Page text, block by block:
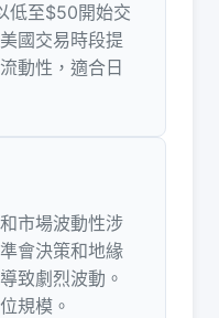
低至$50開始交
國交易時段提
動性，適合日
市場波動性涉
會決策和地緣
致劇烈波動。
規模。